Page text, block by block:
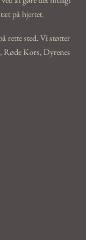
på hjertet.
rette sted. Vi støtter
Kors, Dyrenes